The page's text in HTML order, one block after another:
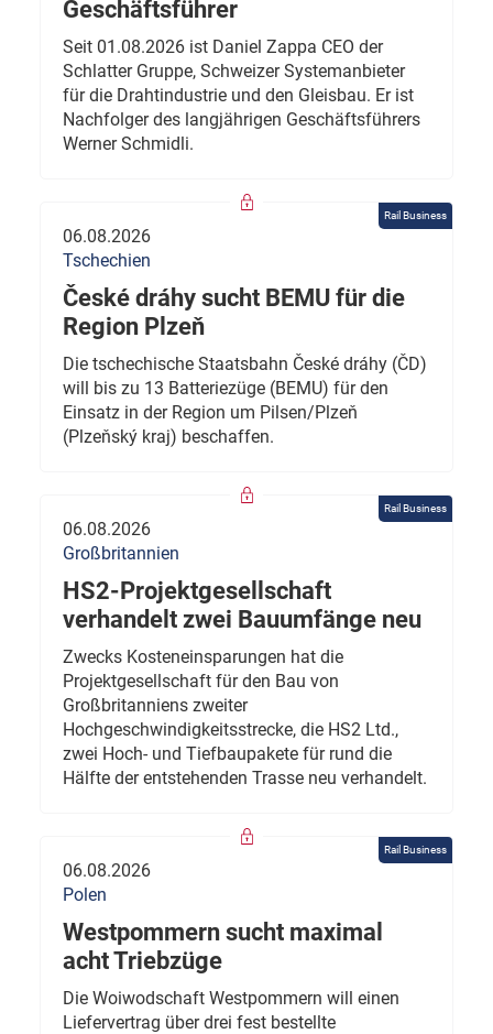
Geschäftsführer
Seit 01.08.2026 ist Daniel Zappa CEO der
Schlatter Gruppe, Schweizer Systemanbieter
für die Drahtindustrie und den Gleisbau. Er ist
Nachfolger des langjährigen Geschäftsführers
Werner Schmidli.
Rail Business
06.08.2026
Tschechien
České dráhy sucht BEMU für die
Region Plzeň
Die tschechische Staatsbahn České dráhy (ČD)
will bis zu 13 Batteriezüge (BEMU) für den
Einsatz in der Region um Pilsen/Plzeň
(Plzeňský kraj) beschaffen.
Rail Business
06.08.2026
Großbritannien
HS2-Projektgesellschaft
verhandelt zwei Bauumfänge neu
Zwecks Kosteneinsparungen hat die
Projektgesellschaft für den Bau von
Großbritanniens zweiter
Hochgeschwindigkeitsstrecke, die HS2 Ltd.,
zwei Hoch- und Tiefbaupakete für rund die
Hälfte der entstehenden Trasse neu verhandelt.
Rail Business
06.08.2026
Polen
Westpommern sucht maximal
acht Triebzüge
Die Woiwodschaft Westpommern will einen
Liefervertrag über drei fest bestellte